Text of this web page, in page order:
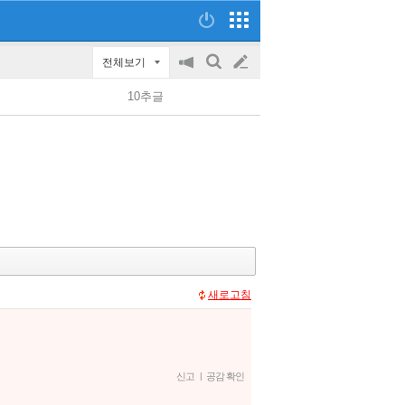
전체보기
공
on/off
검
글
쓰
10추글
새로고침
신고 | 공감 확인